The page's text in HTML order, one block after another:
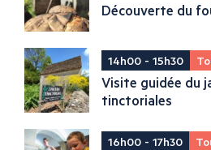
Découverte du
14h00 - 15h30
Visite guidée du
tinctoriales
16h00 - 17h30